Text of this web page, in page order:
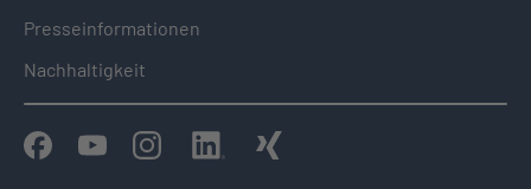
Presseinformationen
Nachhaltigkeit